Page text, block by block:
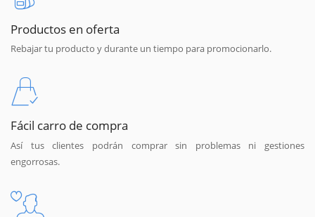
Productos en oferta
Rebajar tu producto y durante un tiempo para promocionarlo.
Fácil carro de compra
Así tus clientes podrán comprar sin problemas ni gestiones
engorrosas.